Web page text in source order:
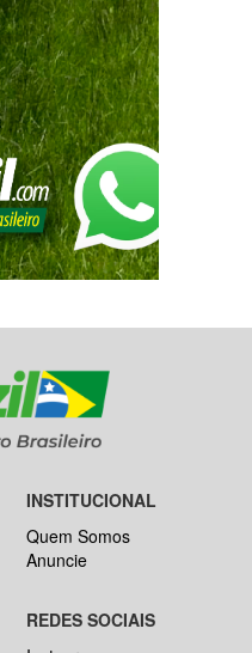
Quem Somos
Anuncie
Instagram